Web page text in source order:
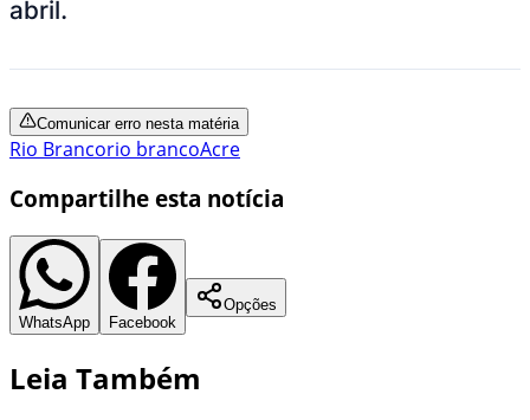
abril.
Comunicar erro nesta matéria
Rio Brancorio brancoAcre
Compartilhe esta notícia
WhatsApp Facebook
Opções
Leia Também